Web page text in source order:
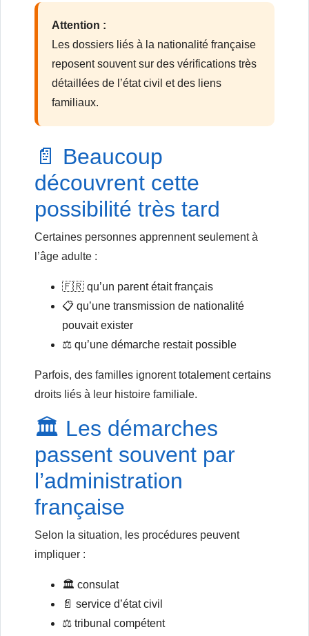
Attention :
Les dossiers liés à la nationalité française
reposent souvent sur des vérifications très
détaillées de l’état civil et des liens
familiaux.
📄 Beaucoup
découvrent cette
possibilité très tard
Certaines personnes apprennent seulement à
l’âge adulte :
🇫🇷 qu’un parent était français
📋 qu’une transmission de nationalité
pouvait exister
⚖️ qu’une démarche restait possible
Parfois, des familles ignorent totalement certains
droits liés à leur histoire familiale.
🏛️ Les démarches
passent souvent par
l’administration
française
Selon la situation, les procédures peuvent
impliquer :
🏛️ consulat
📄 service d’état civil
⚖️ tribunal compétent